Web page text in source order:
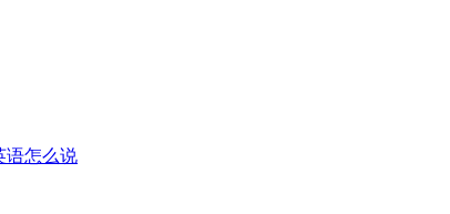
语怎么说